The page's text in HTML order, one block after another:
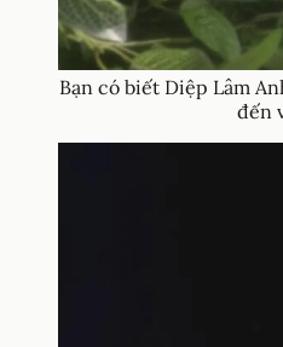
Bạn có biết Diệp Lâm
đến